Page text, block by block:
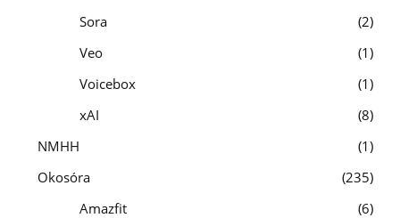
Sora
2
Veo
1
Voicebox
1
xAI
8
NMHH
1
Okosóra
235
Amazfit
6